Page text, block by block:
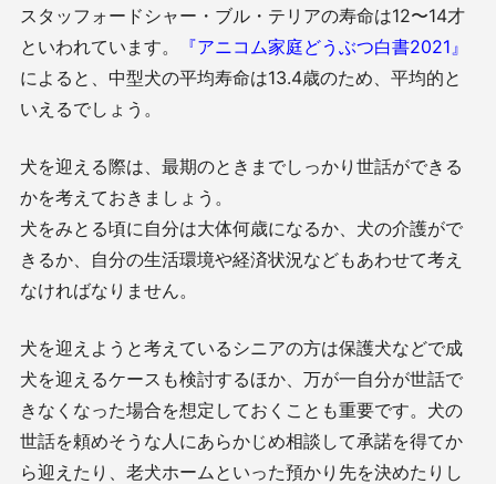
スタッフォードシャー・ブル・テリアの寿命は12〜14才
といわれています。
『アニコム家庭どうぶつ白書2021』
によると、中型犬の平均寿命は13.4歳のため、平均的と
いえるでしょう。
犬を迎える際は、最期のときまでしっかり世話ができる
かを考えておきましょう。
犬をみとる頃に自分は大体何歳になるか、犬の介護がで
きるか、自分の生活環境や経済状況などもあわせて考え
なければなりません。
犬を迎えようと考えているシニアの方は保護犬などで成
犬を迎えるケースも検討するほか、万が一自分が世話で
きなくなった場合を想定しておくことも重要です。犬の
世話を頼めそうな人にあらかじめ相談して承諾を得てか
ら迎えたり、老犬ホームといった預かり先を決めたりし